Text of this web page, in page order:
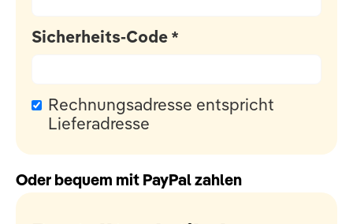
Sicherheits-Code *
Rechnungsadresse entspricht
Lieferadresse
Oder bequem mit PayPal zahlen